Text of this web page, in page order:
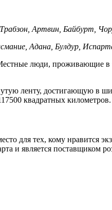
Артвин, Байбурт,
Адана, Булдур,
люди, проживающие
ленту, достигающую в
квадратных километров.
для тех, кому нравится
и является поставщиком